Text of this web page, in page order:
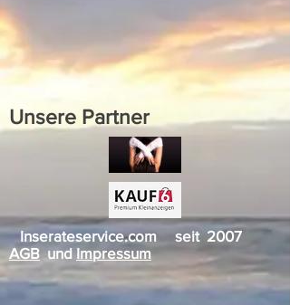
Unsere Partner
Inserateservice.com seit 2007
AGBundImpressum